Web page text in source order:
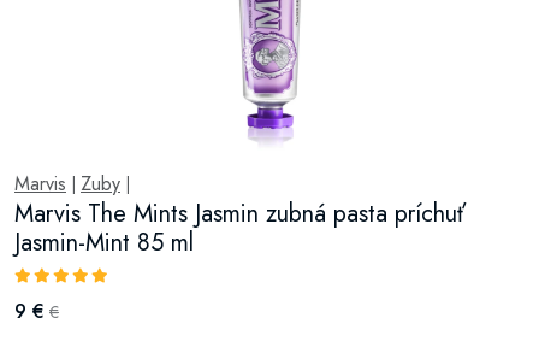
Marvis Zuby
Marvis The Mints Jasmin zubná pasta príchuť
Jasmin-Mint 85 ml
9 € €